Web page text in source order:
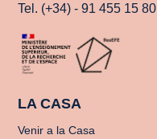
Tel. (+34) - 91 455 15 80
LA CASA
Venir a la Casa